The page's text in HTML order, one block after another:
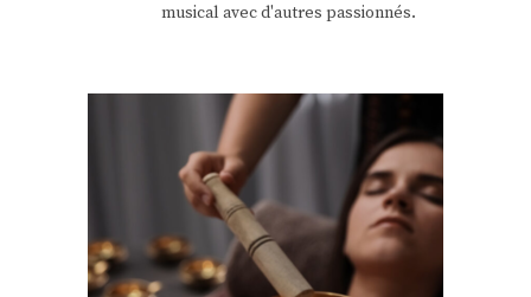
musical avec d'autres passionnés.